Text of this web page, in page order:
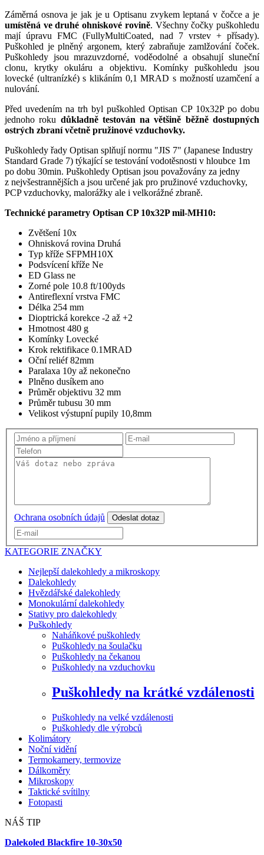
Záměrná osnova je jak je u Optisanu zvykem leptaná v čočce a je
umístěná ve druhé ohniskové rovině. Všechny čočky puškohledu
mají úpravu FMC (FullyMultiCoated, nad 7 vrstev + přísady).
Puškohled je plněný argonem, který zabraňuje zamlžování čoček.
Puškohledy jsou mrazuvzdorné, voděodolné a obsahují sluneční
clonu, krytky okuláru a objektivu. Komínky puškohledu jsou
lovecké (ultranízké) s klikáním 0,1 MRAD s možností uzamčení a
nulování.
Před uvedením na trh byl puškohled Optisan CP 10x32P po dobu
jednoho roku důkladně testován na většině běžně dostupných
ostrých zbraní včetně pružinové vzduchovky.
Puškohledy řady Optisan splňují normu "JIS 7" (Japanese Industry
Standard Grade 7) týkající se testování vodotěsnosti v hloubce 1m
po dobu 30min. Puškohledy Optisan jsou považovány za jedny
z nejvšestrannějších a jsou určené jak pro pružinové vzduchovky,
PCP vzduchovky, malorážky ale i velkorážné zbraně.
Technické parametry Optisan CP 10x32P mil-MH10:
Zvětšení 10x
Ohnisková rovina Druhá
Typ kříže SFPMH10X
Podsvícení kříže Ne
ED Glass ne
Zorné pole 10.8 ft/100yds
Antireflexní vrstva FMC
Délka 254 mm
Dioptrická korekce -2 až +2
Hmotnost 480 g
Komínky Lovecké
Krok rektifikace 0.1MRAD
Oční reliéf 82mm
Paralaxa 10y až nekonečno
Plněno dusíkem ano
Průměr objektivu 32 mm
Průměr tubusu 30 mm
Velikost výstupní pupily 10,8mm
Ochrana osobních údajů Odeslat dotaz
KATEGORIE ZNAČKY
Nejlepší dalekohledy a mikroskopy
Dalekohledy
Hvězdářské dalekohledy
Monokulární dalekohledy
Stativy pro dalekohledy
Puškohledy
Naháňkové puškohledy
Puškohledy na šoulačku
Puškohledy na čekanou
Puškohledy na vzduchovku
Puškohledy na krátké vzdálenosti
Puškohledy na velké vzdálenosti
Puškohledy dle výrobců
Kolimátory
Noční vidění
Termokamery, termovize
Dálkoměry
Mikroskopy
Taktické svítilny
Fotopasti
NÁŠ TIP
Dalekoled Blackfire 10-30x50